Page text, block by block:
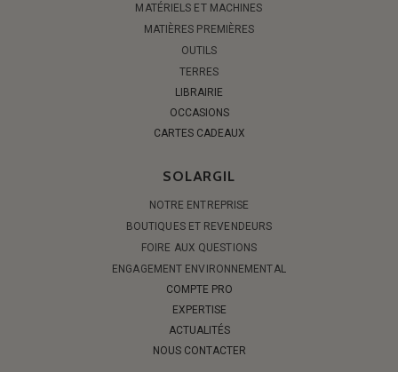
MATÉRIELS ET MACHINES
MATIÈRES PREMIÈRES
OUTILS
TERRES
LIBRAIRIE
OCCASIONS
CARTES CADEAUX
SOLARGIL
NOTRE ENTREPRISE
BOUTIQUES ET REVENDEURS
FOIRE AUX QUESTIONS
ENGAGEMENT ENVIRONNEMENTAL
COMPTE PRO
EXPERTISE
ACTUALITÉS
NOUS CONTACTER